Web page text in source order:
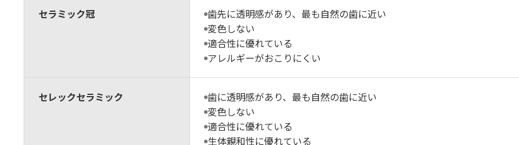
セラミック冠
歯先に透明感があり、最も自然の歯に近い
変色しない
適合性に優れている
アレルギーがおこりにくい
セレックセラミック
歯に透明感があり、最も自然の歯に近い
変色しない
適合性に優れている
生体親和性に優れている